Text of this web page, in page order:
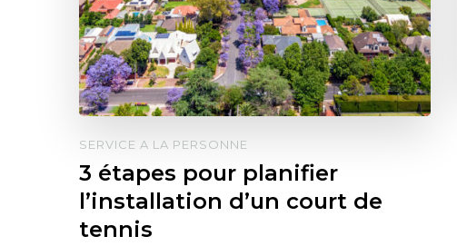
SERVICE A LA PERSONNE
3 étapes pour planifier
l’installation d’un court de
tennis